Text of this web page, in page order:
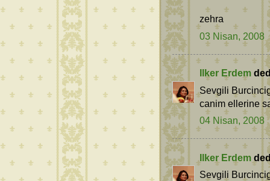
zehra
03 Nisan, 2008
Ilker Erdem
Sevgili
canim ellerine
04 Nisan, 2008
Ilker Erdem
Sevgili